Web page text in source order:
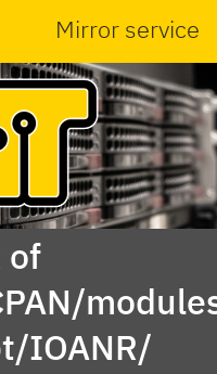
Mirror service
of
IOANR/